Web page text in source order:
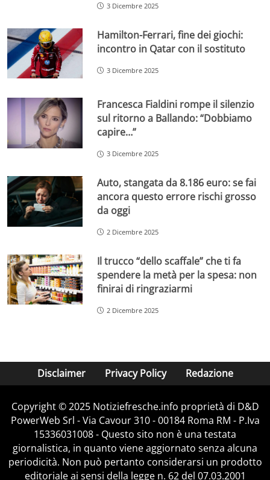
3 Dicembre 2025
Hamilton-Ferrari, fine dei giochi:
incontro in Qatar con il sostituto
3 Dicembre 2025
Francesca Fialdini rompe il silenzio
sul ritorno a Ballando: “Dobbiamo
capire…”
3 Dicembre 2025
Auto, stangata da 8.186 euro: se fai
ancora questo errore rischi grosso
da oggi
2 Dicembre 2025
Il trucco “dello scaffale” che ti fa
spendere la metà per la spesa: non
finirai di ringraziarmi
2 Dicembre 2025
Disclaimer Privacy Policy Redazione
Copyright © 2025 Notiziefresche.info proprietà di D&D
PowerWeb Srl - Via Cavour 310 - 00184 Roma RM - P.Iva
15336031008 - Questo sito non è una testata
giornalistica, in quanto viene aggiornato senza alcuna
periodicità. Non può pertanto considerarsi un prodotto
editoriale ai sensi della legge n. 62 del 07.03.2001